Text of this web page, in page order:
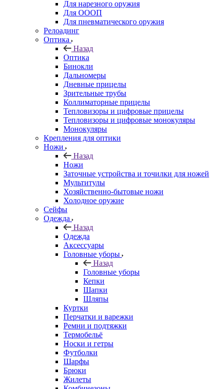
Для нарезного оружия
Для ОООП
Для пневматического оружия
Релоадинг
Оптика
Назад
Оптика
Бинокли
Дальномеры
Дневные прицелы
Зрительные трубы
Коллиматорные прицелы
Тепловизоры и цифровые прицелы
Тепловизоры и цифровые монокуляры
Монокуляры
Крепления для оптики
Ножи
Назад
Ножи
Заточные устройства и точилки для ножей
Мультитулы
Хозяйственно-бытовые ножи
Холодное оружие
Сейфы
Одежда
Назад
Одежда
Аксессуары
Головные уборы
Назад
Головные уборы
Кепки
Шапки
Шляпы
Куртки
Перчатки и варежки
Ремни и подтяжки
Термобельё
Носки и гетры
Футболки
Шарфы
Брюки
Жилеты